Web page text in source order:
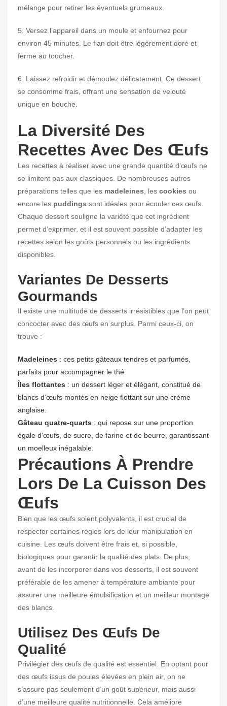
mélange pour retirer les éventuels grumeaux.
5. Versez l’appareil dans un moule et enfournez pour
environ 45 minutes. Le flan doit être légèrement doré et
ferme au toucher.
6. Laissez refroidir et démoulez délicatement. Ce dessert
se consomme frais, offrant une sensation de velouté
unique en bouche.
La Diversité Des
Recettes Avec Des Œufs
Les recettes à réaliser avec une grande quantité d’œufs ne
se limitent pas aux classiques. De nombreuses autres
préparations telles que les madeleines, les cookies ou
encore les puddings sont idéales pour écouler ces œufs.
Chaque dessert souligne la variété que cet ingrédient
permet d’exprimer, et il est souvent possible d’adapter les
recettes selon les goûts personnels ou les ingrédients
disponibles.
Variantes De Desserts
Gourmands
Il existe une multitude de desserts irrésistibles que l’on peut
concocter avec des œufs en surplus. Parmi ceux-ci, on
trouve :
Madeleines : ces petits gâteaux tendres et parfumés,
parfaits pour accompagner le thé.
Îles flottantes : un dessert léger et élégant, constitué de
blancs d’œufs montés en neige flottant sur une crème
anglaise.
Gâteau quatre-quarts : qui repose sur une proportion
égale d’œufs, de sucre, de farine et de beurre, garantissant
un moelleux inégalable.
Précautions À Prendre
Lors De La Cuisson Des
Œufs
Bien que les œufs soient polyvalents, il est crucial de
respecter certaines règles lors de leur manipulation en
cuisine. Les œufs doivent être frais et, si possible,
biologiques pour garantir la qualité des plats. De plus,
avant de les incorporer dans vos desserts, il est souvent
préférable de les amener à température ambiante pour
assurer une meilleure émulsification et un meilleur montage
des blancs.
Utilisez Des Œufs De
Qualité
Privilégier des œufs de qualité est essentiel. En optant pour
des œufs issus de poules élevées en plein air, on ne
s’assure pas seulement d’un goût supérieur, mais aussi
d’une meilleure qualité nutritionnelle. Cela améliore